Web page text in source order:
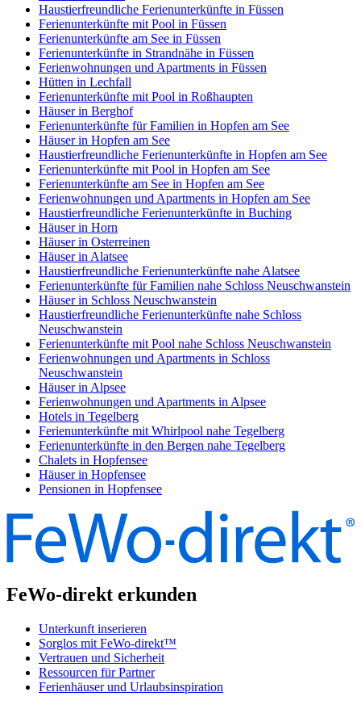
Haustierfreundliche Ferienunterkünfte in Füssen
Ferienunterkünfte mit Pool in Füssen
Ferienunterkünfte am See in Füssen
Ferienunterkünfte in Strandnähe in Füssen
Ferienwohnungen und Apartments in Füssen
Hütten in Lechfall
Ferienunterkünfte mit Pool in Roßhaupten
Häuser in Berghof
Ferienunterkünfte für Familien in Hopfen am See
Häuser in Hopfen am See
Haustierfreundliche Ferienunterkünfte in Hopfen am See
Ferienunterkünfte mit Pool in Hopfen am See
Ferienunterkünfte am See in Hopfen am See
Ferienwohnungen und Apartments in Hopfen am See
Haustierfreundliche Ferienunterkünfte in Buching
Häuser in Horn
Häuser in Osterreinen
Häuser in Alatsee
Haustierfreundliche Ferienunterkünfte nahe Alatsee
Ferienunterkünfte für Familien nahe Schloss Neuschwanstein
Häuser in Schloss Neuschwanstein
Haustierfreundliche Ferienunterkünfte nahe Schloss
Neuschwanstein
Ferienunterkünfte mit Pool nahe Schloss Neuschwanstein
Ferienwohnungen und Apartments in Schloss
Neuschwanstein
Häuser in Alpsee
Ferienwohnungen und Apartments in Alpsee
Hotels in Tegelberg
Ferienunterkünfte mit Whirlpool nahe Tegelberg
Ferienunterkünfte in den Bergen nahe Tegelberg
Chalets in Hopfensee
Häuser in Hopfensee
Pensionen in Hopfensee
FeWo-direkt erkunden
Unterkunft inserieren
Sorglos mit FeWo-direkt™
Vertrauen und Sicherheit
Ressourcen für Partner
Ferienhäuser und Urlaubsinspiration